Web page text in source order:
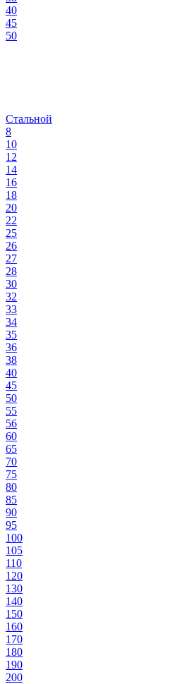
40
45
50
Стальной
8
10
12
14
16
18
20
22
25
26
27
28
30
32
33
34
35
36
38
40
45
50
55
56
60
65
70
75
80
85
90
95
100
105
110
120
130
140
150
160
170
180
190
200